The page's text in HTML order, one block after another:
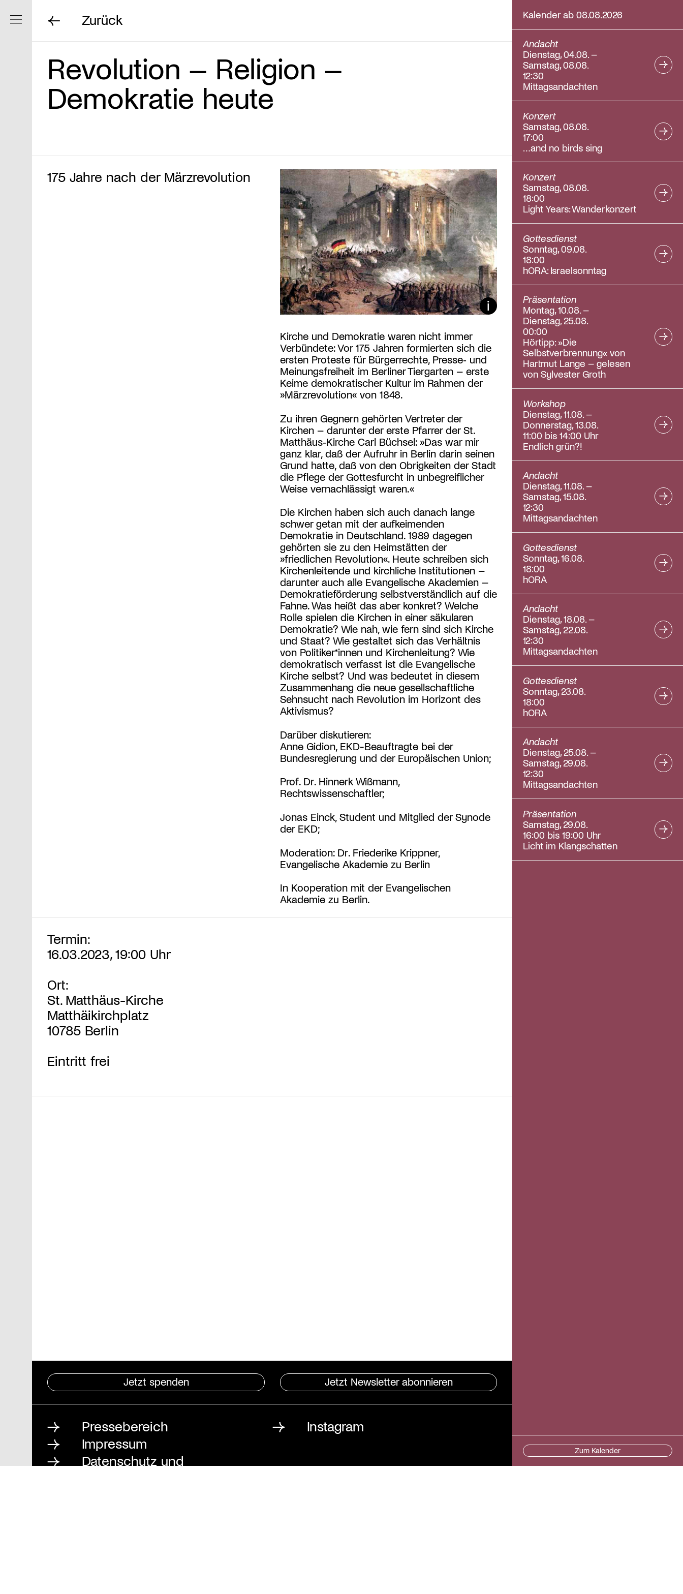
Navigation ein/ausblenden
Zurück
Revolution – Religion –
Demokratie heute
175 Jahre nach der Märzrevolution
Bildunterschrift ein/
Kirche und Demokratie waren nicht immer
Verbündete: Vor 175 Jahren formierten sich die
ersten Proteste für Bürgerrechte, Presse‑ und
Meinungsfreiheit im Berliner Tiergarten – erste
Keime demokratischer Kultur im Rahmen der
»Märzrevolution« von 1848.
Zu ihren Gegnern gehörten Vertreter der
Kirchen – darunter der erste Pfarrer der St.
Matthäus‑Kirche Carl Büchsel: »Das war mir
ganz klar, daß der Aufruhr in Berlin darin seinen
Grund hatte, daß von den Obrigkeiten der Stadt
die Pflege der Gottesfurcht in unbegreiflicher
Weise vernachlässigt waren.«
Die Kirchen haben sich auch danach lange
schwer getan mit der aufkeimenden
Demokratie in Deutschland. 1989 dagegen
gehörten sie zu den Heimstätten der
»friedlichen Revolution«. Heute schreiben sich
Kirchenleitende und kirchliche Institutionen –
darunter auch alle Evangelische Akademien –
Demokratieförderung selbstverständlich auf die
Fahne. Was heißt das aber konkret? Welche
Rolle spielen die Kirchen in einer säkularen
Demokratie? Wie nah, wie fern sind sich Kirche
und Staat? Wie gestaltet sich das Verhältnis
von Politiker*innen und Kirchenleitung? Wie
demokratisch verfasst ist die Evangelische
Kirche selbst? Und was bedeutet in diesem
Zusammenhang die neue gesellschaftliche
Sehnsucht nach Revolution im Horizont des
Aktivismus?
Darüber diskutieren:
Anne Gidion, EKD-Beauftragte bei der
Bundesregierung und der Europäischen Union;
Prof. Dr. Hinnerk Wißmann,
Rechtswissenschaftler;
Jonas Einck, Student und Mitglied der Synode
der EKD;
Moderation: Dr. Friederike Krippner,
Evangelische Akademie zu Berlin
In Kooperation mit der Evangelischen
Akademie zu Berlin.
Termin:
16.03.2023, 19:00 Uhr
Ort:
St. Matthäus-Kirche
Matthäikirchplatz
10785 Berlin
Eintritt frei
Jetzt spenden Jetzt Newsletter abonnieren
Pressebereich
Impressum
Datenschutz und
Instagram
Kalender ab 08.08.2026
Andacht
Dienstag, 04.08. –
Samstag, 08.08.
12:30
Mittagsandachten
Konzert
Samstag, 08.08.
17:00
…and no birds sing
Konzert
Samstag, 08.08.
18:00
Light Years: Wanderkonzert
Gottesdienst
Sonntag, 09.08.
18:00
hORA: Israelsonntag
Präsentation
Montag, 10.08. –
Dienstag, 25.08.
00:00
Hörtipp: »Die
Selbstverbrennung« von
Hartmut Lange – gelesen
von Sylvester Groth
Workshop
Dienstag, 11.08. –
Donnerstag, 13.08.
11:00 bis 14:00 Uhr
Endlich grün?!
Andacht
Dienstag, 11.08. –
Samstag, 15.08.
12:30
Mittagsandachten
Gottesdienst
Sonntag, 16.08.
18:00
hORA
Andacht
Dienstag, 18.08. –
Samstag, 22.08.
12:30
Mittagsandachten
Gottesdienst
Sonntag, 23.08.
18:00
hORA
Andacht
Dienstag, 25.08. –
Samstag, 29.08.
12:30
Mittagsandachten
Präsentation
Samstag, 29.08.
16:00 bis 19:00 Uhr
Licht im Klangschatten
Zum Kalender